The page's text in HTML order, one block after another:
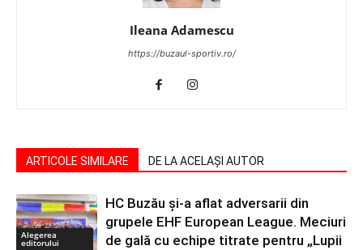
Ileana Adamescu
https://buzaul-sportiv.ro/
ARTICOLE SIMILARE DE LA ACELAȘI AUTOR
Alegerea
editorului
HC Buzău și-a aflat adversarii din
grupele EHF European League. Meciuri
de gală cu echipe titrate pentru „Lupii